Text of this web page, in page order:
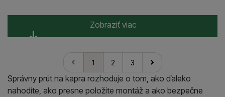
Zobraziť viac
1 2 3
Správny prút na kapra rozhoduje o tom, ako ďaleko
nahodíte, ako presne položíte montáž a ako bezpečne